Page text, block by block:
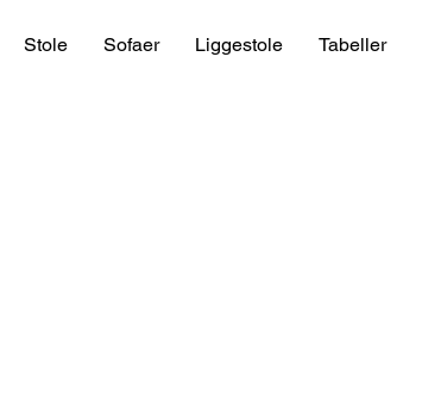
Stole Sofaer Liggestole Tabeller